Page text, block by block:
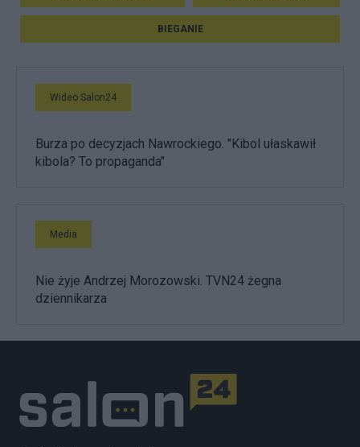
BIEGANIE
Wideo Salon24
Burza po decyzjach Nawrockiego. "Kibol ułaskawił
kibola? To propaganda"
Media
Nie żyje Andrzej Morozowski. TVN24 żegna
dziennikarza